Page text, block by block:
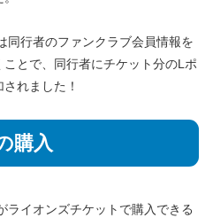
同行者のファンクラブ会員情報を
ことで、同行者にチケット分のLポ
れました！
購入
ライオンズチケットで購入できる